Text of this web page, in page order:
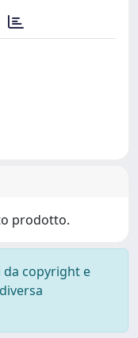
prodotto.
copyright e